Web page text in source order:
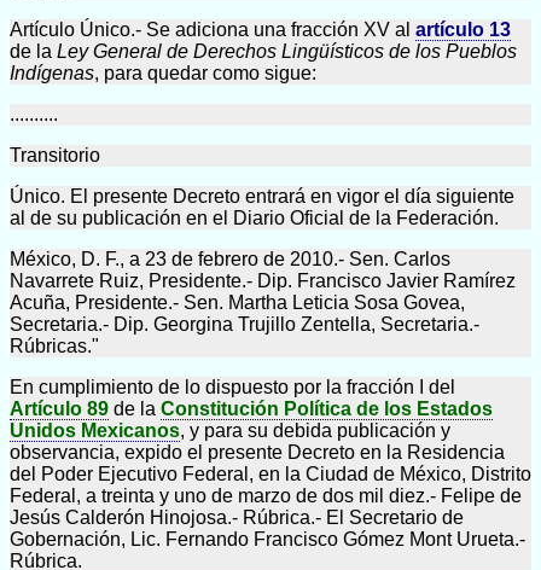
Artículo Único.- Se adiciona una fracción XV al artículo 13
de la Ley General de Derechos Lingüísticos de los Pueblos
Indígenas, para quedar como sigue:
..........
Transitorio
Único. El presente Decreto entrará en vigor el día siguiente
al de su publicación en el Diario Oficial de la Federación.
México, D. F., a 23 de febrero de 2010.- Sen. Carlos
Navarrete Ruiz, Presidente.- Dip. Francisco Javier Ramírez
Acuña, Presidente.- Sen. Martha Leticia Sosa Govea,
Secretaria.- Dip. Georgina Trujillo Zentella, Secretaria.-
Rúbricas."
En cumplimiento de lo dispuesto por la fracción I del
Artículo 89 de la Constitución Política de los Estados
Unidos Mexicanos, y para su debida publicación y
observancia, expido el presente Decreto en la Residencia
del Poder Ejecutivo Federal, en la Ciudad de México, Distrito
Federal, a treinta y uno de marzo de dos mil diez.- Felipe de
Jesús Calderón Hinojosa.- Rúbrica.- El Secretario de
Gobernación, Lic. Fernando Francisco Gómez Mont Urueta.-
Rúbrica.